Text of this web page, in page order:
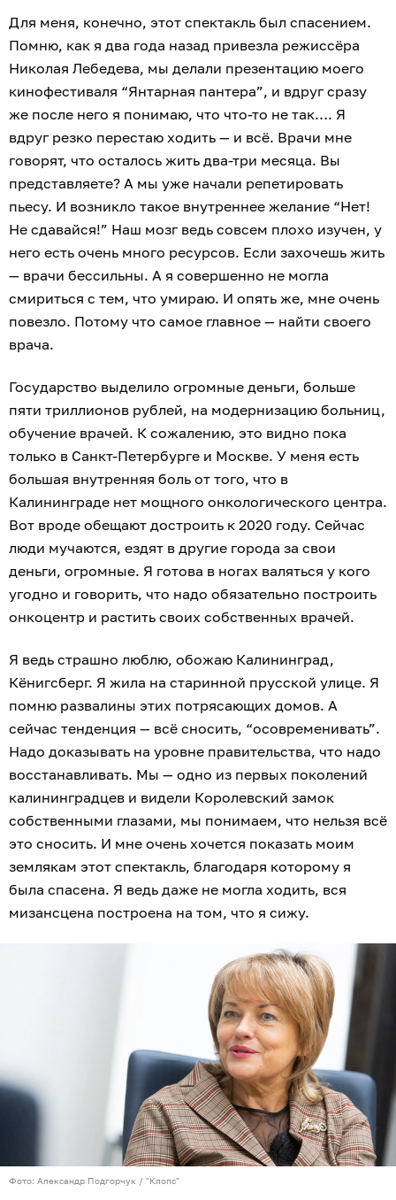
Для меня, конечно, этот спектакль был спасением.
Помню, как я два года назад привезла режиссёра
Николая Лебедева, мы делали презентацию моего
кинофестиваля “Янтарная пантера”, и вдруг сразу
же после него я понимаю, что что-то не так…. Я
вдруг резко перестаю ходить — и всё. Врачи мне
говорят, что осталось жить два-три месяца. Вы
представляете? А мы уже начали репетировать
пьесу. И возникло такое внутреннее желание “Нет!
Не сдавайся!” Наш мозг ведь совсем плохо изучен, у
него есть очень много ресурсов. Если захочешь жить
— врачи бессильны. А я совершенно не могла
смириться с тем, что умираю. И опять же, мне очень
повезло. Потому что самое главное — найти своего
врача.
Государство выделило огромные деньги, больше
пяти триллионов рублей, на модернизацию больниц,
обучение врачей. К сожалению, это видно пока
только в Санкт-Петербурге и Москве. У меня есть
большая внутренняя боль от того, что в
Калининграде нет мощного онкологического центра.
Вот вроде обещают достроить к 2020 году. Сейчас
люди мучаются, ездят в другие города за свои
деньги, огромные. Я готова в ногах валяться у кого
угодно и говорить, что надо обязательно построить
онкоцентр и растить своих собственных врачей.
Я ведь страшно люблю, обожаю Калининград,
Кёнигсберг. Я жила на старинной прусской улице. Я
помню развалины этих потрясающих домов. А
сейчас тенденция — всё сносить, “осовременивать”.
Надо доказывать на уровне правительства, что надо
восстанавливать. Мы — одно из первых поколений
калининградцев и видели Королевский замок
собственными глазами, мы понимаем, что нельзя всё
это сносить. И мне очень хочется показать моим
землякам этот спектакль, благодаря которому я
была спасена. Я ведь даже не могла ходить, вся
мизансцена построена на том, что я сижу.
Фото: Александр Подгорчук / "Клопс"